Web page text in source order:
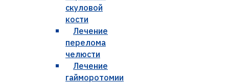
скуловой
кости
Лечение
перелома
челюсти
Лечение
гайморотомии